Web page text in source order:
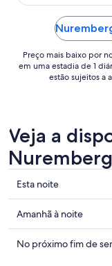
Preço mais baixo por
em uma estadia de 1
estão sujeitos a
Veja a
Nuremberg
Confira
os
preços
em
Nuremberg
Esta noite
Confira
os
preços
Amanhã à noite
Confira
No próximo fim de